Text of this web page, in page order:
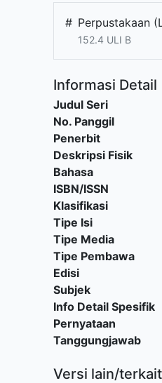
# Perpustakaan
152.4 ULI B
Informasi Detail
Judul Seri
No. Panggil
Penerbit
Deskripsi Fisik
Bahasa
ISBN/ISSN
Klasifikasi
Tipe Isi
Tipe Media
Tipe Pembawa
Edisi
Subjek
Info Detail Spesifik
Pernyataan
Tanggungjawab
Versi lain/terkait